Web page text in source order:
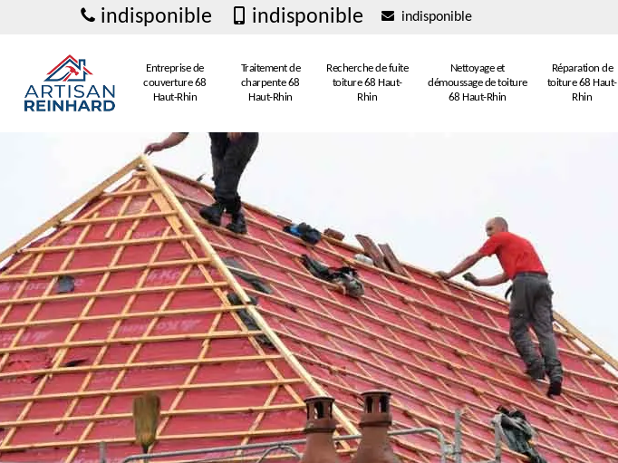
indisponible indisponible indisponible
Entreprise de
couverture 68
Haut-Rhin
Traitement de
charpente 68
Haut-Rhin
Recherche de fuite
toiture 68 Haut-
Rhin
Nettoyage et
démoussage de toiture
68 Haut-Rhin
Réparation de
toiture 68 Haut-
Rhin